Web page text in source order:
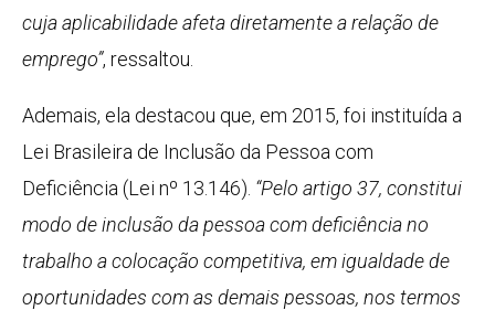
cuja aplicabilidade afeta diretamente a relação de
emprego”, ressaltou.
Ademais, ela destacou que, em 2015, foi instituída a
Lei Brasileira de Inclusão da Pessoa com
Deficiência (Lei nº 13.146). “Pelo artigo 37, constitui
modo de inclusão da pessoa com deficiência no
trabalho a colocação competitiva, em igualdade de
oportunidades com as demais pessoas, nos termos